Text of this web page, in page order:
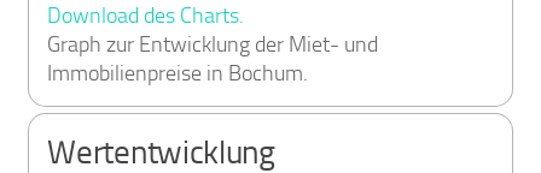
Download des Charts.
Graph zur Entwicklung der Miet- und
Immobilienpreise in Bochum.
Wertentwicklung